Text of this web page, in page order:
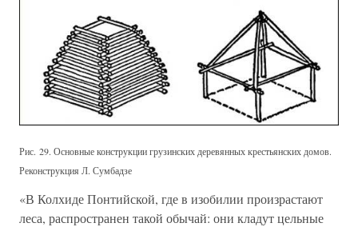
Рис. 29. Основные конструкции грузинских деревянных крестьянских домов.
Реконструкция Л. Сумбадзе
«В Колхиде Понтийской, где в изобилии произрастают
леса, распространен такой обычай: они кладут цельные